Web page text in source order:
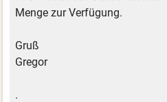
Menge zur Verfügung.
Gruß
Gregor
.